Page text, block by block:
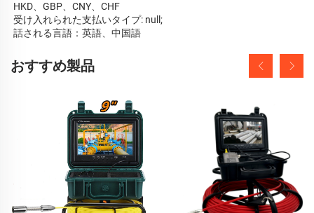
HKD、GBP、CNY、CHF
受け入れられた支払いタイプ: null;
話される言語：英語、中国語
おすすめ製品